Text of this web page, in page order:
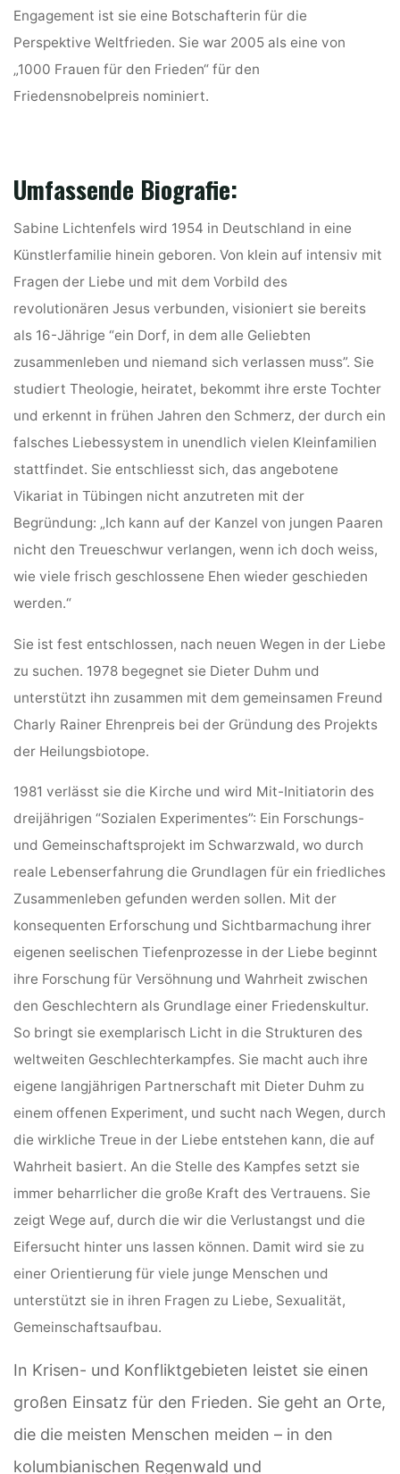
Engagement ist sie eine Botschafterin für die
Perspektive Weltfrieden. Sie war 2005 als eine von
„1000 Frauen für den Frieden“ für den
Friedensnobelpreis nominiert.
Umfassende Biografie:
Sabine Lichtenfels wird 1954 in Deutschland in eine
Künstlerfamilie hinein geboren. Von klein auf intensiv mit
Fragen der Liebe und mit dem Vorbild des
revolutionären Jesus verbunden, visioniert sie bereits
als 16-Jährige “ein Dorf, in dem alle Geliebten
zusammenleben und niemand sich verlassen muss”. Sie
studiert Theologie, heiratet, bekommt ihre erste Tochter
und erkennt in frühen Jahren den Schmerz, der durch ein
falsches Liebessystem in unendlich vielen Kleinfamilien
stattfindet. Sie entschliesst sich, das angebotene
Vikariat in Tübingen nicht anzutreten mit der
Begründung: „Ich kann auf der Kanzel von jungen Paaren
nicht den Treueschwur verlangen, wenn ich doch weiss,
wie viele frisch geschlossene Ehen wieder geschieden
werden.“
Sie ist fest entschlossen, nach neuen Wegen in der Liebe
zu suchen. 1978 begegnet sie Dieter Duhm und
unterstützt ihn zusammen mit dem gemeinsamen Freund
Charly Rainer Ehrenpreis bei der Gründung des Projekts
der Heilungsbiotope.
1981 verlässt sie die Kirche und wird Mit-Initiatorin des
dreijährigen “Sozialen Experimentes”: Ein Forschungs-
und Gemeinschaftsprojekt im Schwarzwald, wo durch
reale Lebenserfahrung die Grundlagen für ein friedliches
Zusammenleben gefunden werden sollen. Mit der
konsequenten Erforschung und Sichtbarmachung ihrer
eigenen seelischen Tiefenprozesse in der Liebe beginnt
ihre Forschung für Versöhnung und Wahrheit zwischen
den Geschlechtern als Grundlage einer Friedenskultur.
So bringt sie exemplarisch Licht in die Strukturen des
weltweiten Geschlechterkampfes. Sie macht auch ihre
eigene langjährigen Partnerschaft mit Dieter Duhm zu
einem offenen Experiment, und sucht nach Wegen, durch
die wirkliche Treue in der Liebe entstehen kann, die auf
Wahrheit basiert. An die Stelle des Kampfes setzt sie
immer beharrlicher die große Kraft des Vertrauens. Sie
zeigt Wege auf, durch die wir die Verlustangst und die
Eifersucht hinter uns lassen können. Damit wird sie zu
einer Orientierung für viele junge Menschen und
unterstützt sie in ihren Fragen zu Liebe, Sexualität,
Gemeinschaftsaufbau.
In Krisen- und Konfliktgebieten leistet sie einen
großen Einsatz für den Frieden. Sie geht an Orte,
die die meisten Menschen meiden – in den
kolumbianischen Regenwald und